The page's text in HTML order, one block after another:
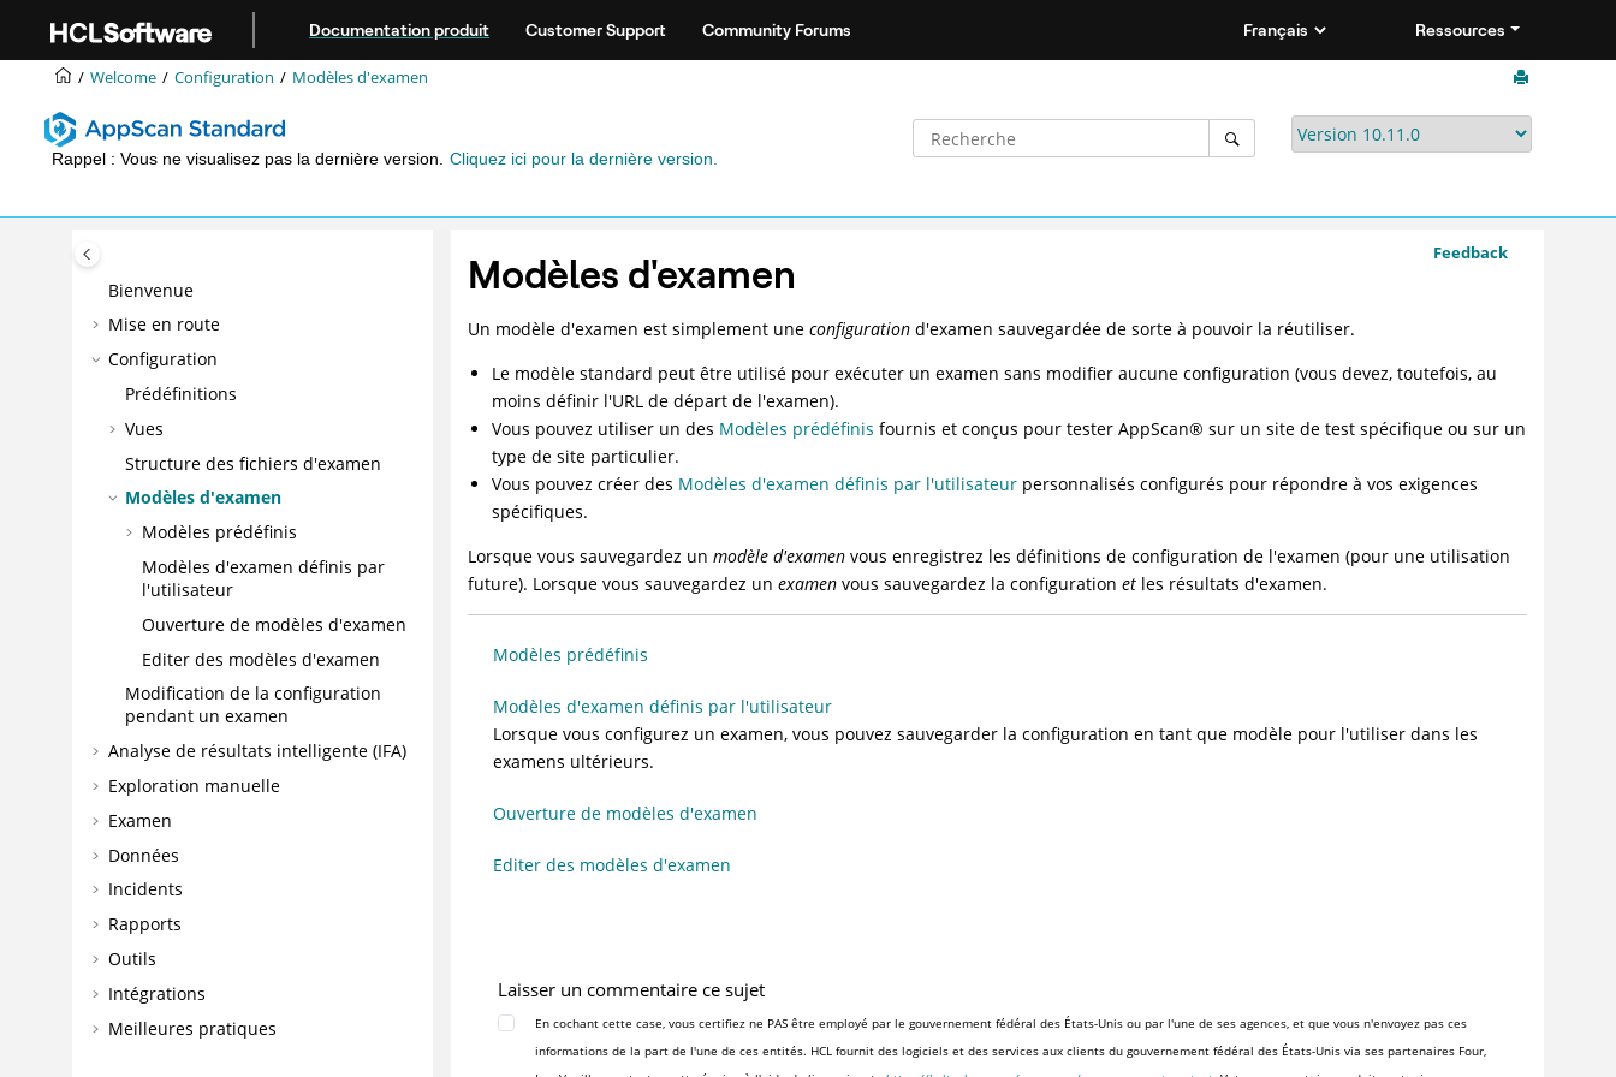
Documentation produit Customer Support Community Forums Ressources
Welcome Configuration Modèles d'examen
Rappel : Vous ne visualisez pas la dernière version. Cliquez ici pour la dernière version.
Bienvenue
Mise en route
Configuration
Prédéfinitions
Vues
Structure des fichiers d'examen
Modèles d'examen
Modèles prédéfinis
Modèles d'examen définis par
l'utilisateur
Ouverture de modèles d'examen
Editer des modèles d'examen
Modification de la configuration
pendant un examen
Analyse de résultats intelligente (IFA)
Exploration manuelle
Examen
Données
Incidents
Rapports
Outils
Intégrations
Meilleures pratiques
Feedback
Modèles d'examen
Un modèle d'examen est simplement uneconfiguration d'examen sauvegardée de sorte à pouvoir la réutiliser.
Le modèle standard peut être utilisé pour exécuter un examen sans modifier aucune configuration (vous devez, toutefois, au
moins définir l'URL de départ de l'examen).
Vous pouvez utiliser un des Modèles prédéfinis fournis et conçus pour testerAppScan® sur un site de test spécifique ou sur un
type de site particulier.
Vous pouvez créer des Modèles d'examen définis par l'utilisateur personnalisés configurés pour répondre à vos exigences
spécifiques.
Lorsque vous sauvegardez unmodèle d'examen vous enregistrez les définitions de configuration de l'examen (pour une utilisation
future). Lorsque vous sauvegardez unexamen vous sauvegardez la configurationet les résultats d'examen.
Modèles prédéfinis
Modèles d'examen définis par l'utilisateur
Lorsque vous configurez un examen, vous pouvez sauvegarder la configuration en tant que modèle pour l'utiliser dans les
examens ultérieurs.
Ouverture de modèles d'examen
Editer des modèles d'examen
Laisser un commentaire ce sujet
En cochant cette case, vous certifiez ne PAS être employé par le gouvernement fédéral des États-Unis ou par l'une de ses agences, et que vous n'envoyez pas ces
informations de la part de l'une de ces entités. HCL fournit des logiciels et des services aux clients du gouvernement fédéral des États-Unis via ses partenaires Four,